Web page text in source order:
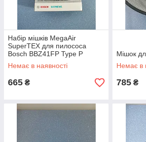
Набір мішків MegaAir
SuperTEX для пилососа
Bosch BBZ41FP Type P
Немає в наявності
665 ₴
Мішок
Немає в
785 ₴